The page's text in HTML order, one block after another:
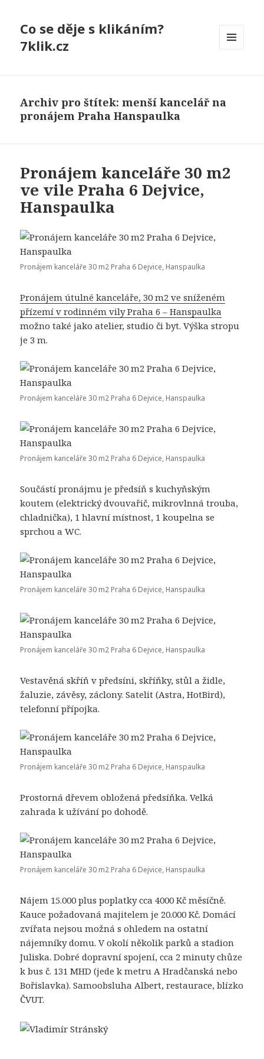
Co se děje s klikáním?
7klik.cz
Archiv pro štítek: menší kancelář na
pronájem Praha Hanspaulka
Pronájem kanceláře 30 m2
ve vile Praha 6 Dejvice,
Hanspaulka
Pronájem kanceláře 30 m2 Praha 6 Dejvice, Hanspaulka
Pronájem útulné kanceláře, 30 m2 ve sníženém
přízemí v rodinném vily Praha 6 – Hanspaulka
možno také jako atelier, studio či byt. Výška stropu
je 3 m.
Pronájem kanceláře 30 m2 Praha 6 Dejvice, Hanspaulka
Pronájem kanceláře 30 m2 Praha 6 Dejvice, Hanspaulka
Součástí pronájmu je předsíň s kuchyňským
koutem (elektrický dvouvařič, mikrovlnná trouba,
chladnička), 1 hlavní místnost, 1 koupelna se
sprchou a WC.
Pronájem kanceláře 30 m2 Praha 6 Dejvice, Hanspaulka
Pronájem kanceláře 30 m2 Praha 6 Dejvice, Hanspaulka
Vestavěná skříň v předsíni, skříňky, stůl a židle,
žaluzie, závěsy, záclony. Satelit (Astra, HotBird),
telefonní přípojka.
Pronájem kanceláře 30 m2 Praha 6 Dejvice, Hanspaulka
Prostorná dřevem obložená předsíňka. Velká
zahrada k užívání po dohodě.
Pronájem kanceláře 30 m2 Praha 6 Dejvice, Hanspaulka
Nájem 15.000 plus poplatky cca 4000 Kč měsíčně.
Kauce požadovaná majitelem je 20.000 Kč. Domácí
zvířata nejsou možná s ohledem na ostatní
nájemníky domu. V okolí několik parků a stadion
Juliska. Dobré dopravní spojení, cca 2 minuty chůze
k bus č. 131 MHD (jede k metru A Hradčanská nebo
Bořislavka). Samoobsluha Albert, restaurace, blízko
ČVUT.